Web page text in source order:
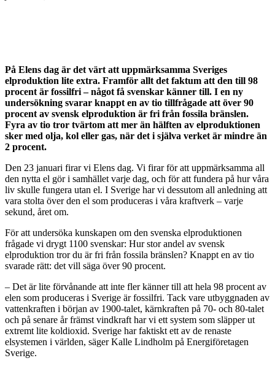
På Elens dag är det värt att uppmärksamma Sveriges
elproduktion lite extra. Framför allt det faktum att den till 98
procent är fossilfri – något få svenskar känner till. I en ny
undersökning svarar knappt en av tio tillfrågade att över 90
procent av svensk elproduktion är fri från fossila bränslen.
Fyra av tio tror tvärtom att mer än hälften av elproduktionen
sker med olja, kol eller gas, när det i själva verket är mindre än
2 procent.
Den 23 januari firar vi Elens dag. Vi firar för att uppmärksamma all
den nytta el gör i samhället varje dag, och för att fundera på hur våra
liv skulle fungera utan el. I Sverige har vi dessutom all anledning att
vara stolta över den el som produceras i våra kraftverk – varje
sekund, året om.
För att undersöka kunskapen om den svenska elproduktionen
frågade vi drygt 1100 svenskar: Hur stor andel av svensk
elproduktion tror du är fri från fossila bränslen? Knappt en av tio
svarade rätt: det vill säga över 90 procent.
– Det är lite förvånande att inte fler känner till att hela 98 procent av
elen som produceras i Sverige är fossilfri. Tack vare utbyggnaden av
vattenkraften i början av 1900-talet, kärnkraften på 70- och 80-talet
och på senare år främst vindkraft har vi ett system som släpper ut
extremt lite koldioxid. Sverige har faktiskt ett av de renaste
elsystemen i världen, säger Kalle Lindholm på Energiföretagen
Sverige.